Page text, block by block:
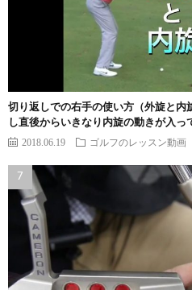
切り返しでの右手の使い方（外旋と内
し直後からいきなり内旋の動きが入っ
2018.06.19 ゴルフのレッスン動画